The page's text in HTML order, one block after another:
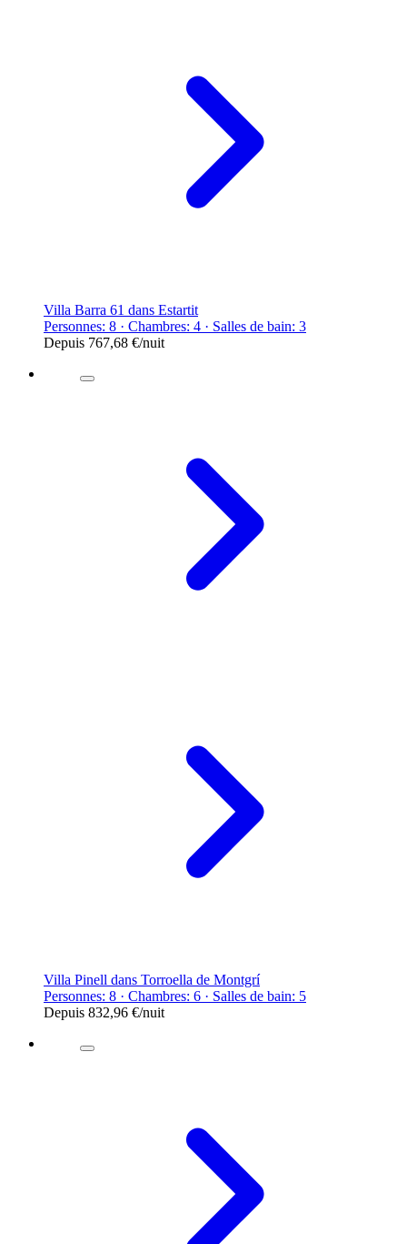
Villa Barra 61 dans Estartit
Personnes: 8 · Chambres: 4 · Salles de bain: 3
Depuis 767,68 €/nuit
Villa Pinell dans Torroella de Montgrí
Personnes: 8 · Chambres: 6 · Salles de bain: 5
Depuis 832,96 €/nuit